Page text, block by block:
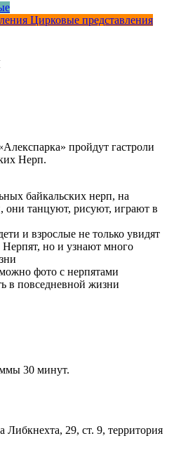
Цирковые представления
пройдут гастроли
Нерп.
байкальских нерп, на
они танцуют, рисуют, играют в
и взрослые не только увидят
но и узнают много
фото с нерпятами
в повседневной жизни
30 минут.
Либкнехта, 29, ст. 9, территория